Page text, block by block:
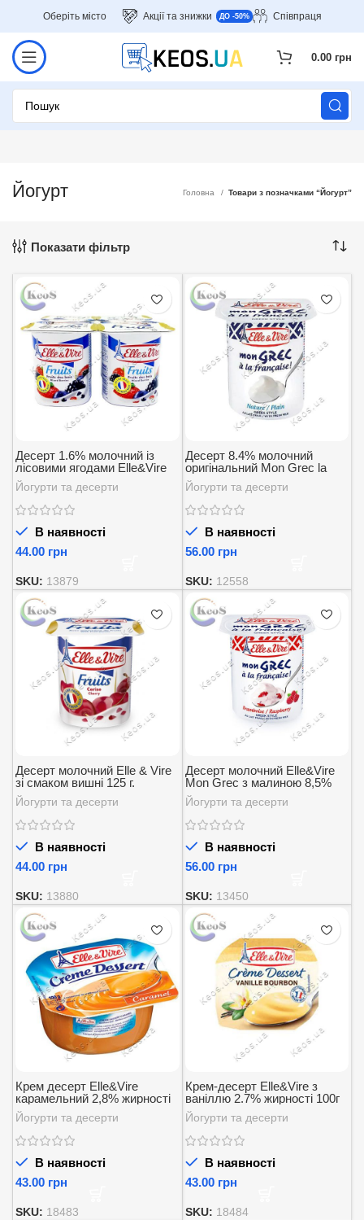
Оберіть місто Акції та знижки ДО -50% Співпраця
0.00 грн
Йогурт Головна Товари з позначками “Йогурт”
Показати фільтр
Десерт 1.6% молочний із
лісовими ягодами Elle&Vire
125г.
Йогурти та десерти
В наявності
грн
SKU: 13879
Десерт 8.4% молочний
оригінальний Mon Grec la
francaise Elle&Vire 125г.
Йогурти та десерти
В наявності
грн
SKU: 12558
Десерт молочний Elle & Vire
зі смаком вишні 125 г.
Йогурти та десерти
В наявності
грн
SKU: 13880
Десерт молочний Elle&Vire
Mon Grec з малиною 8,5%
125 г.
Йогурти та десерти
В наявності
грн
SKU: 13450
Крем десерт Elle&Vire
карамельний 2,8% жирності
100г
Йогурти та десерти
В наявності
грн
SKU: 18483
Крем-десерт Elle&Vire з
ваніллю 2.7% жирності 100г
Йогурти та десерти
В наявності
грн
SKU: 18484